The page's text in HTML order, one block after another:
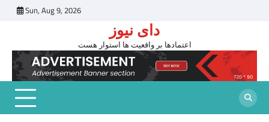
Sun, Aug 9, 2026
دای نیوز
اعتمادها بر واقعیت ها استوار هست